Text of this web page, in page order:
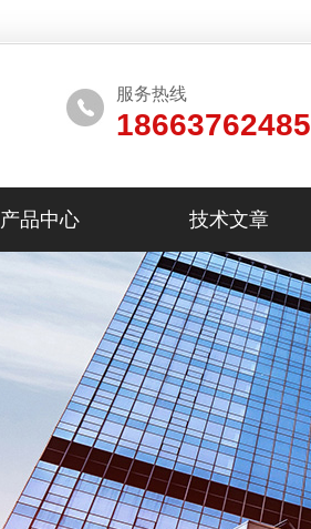
服务热线
18663762485
产品中心 技术文章